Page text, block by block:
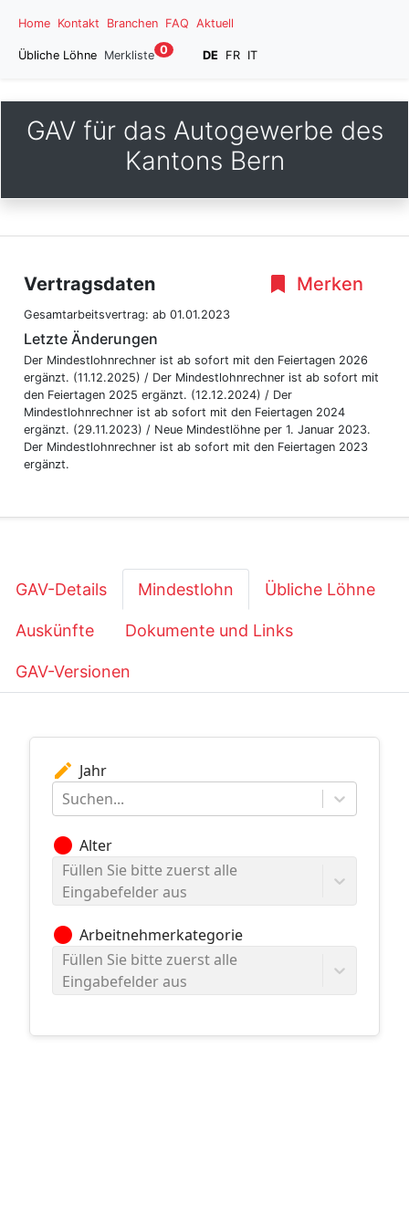
Home Kontakt Branchen FAQ Aktuell
Übliche Löhne Merkliste 0 DE FR IT
GAV für das Autogewerbe des
Kantons Bern
Merken
Vertragsdaten
Gesamtarbeitsvertrag: ab 01.01.2023
Letzte Änderungen
Der Mindestlohnrechner ist ab sofort mit den Feiertagen 2026
ergänzt. (11.12.2025) / Der Mindestlohnrechner ist ab sofort mit
den Feiertagen 2025 ergänzt. (12.12.2024) / Der
Mindestlohnrechner ist ab sofort mit den Feiertagen 2024
ergänzt. (29.11.2023) / Neue Mindestlöhne per 1. Januar 2023.
Der Mindestlohnrechner ist ab sofort mit den Feiertagen 2023
ergänzt.
GAV-Details Mindestlohn Übliche Löhne
Auskünfte Dokumente und Links
GAV-Versionen
edit Jahr
Suchen...
circle Alter
Füllen Sie bitte zuerst alle
Eingabefelder aus
circle Arbeitnehmerkategorie
Füllen Sie bitte zuerst alle
Eingabefelder aus